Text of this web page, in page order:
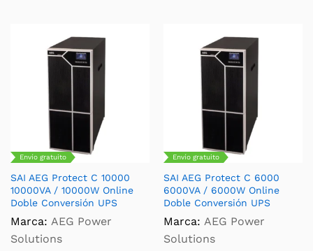
Envío gratuito
SAI AEG Protect C 10000
10000VA / 10000W Online
Doble Conversión UPS
Marca: AEG Power
Solutions
Envío gratuito
SAI AEG Protect C 6000
6000VA / 6000W Online
Doble Conversión UPS
Marca: AEG Power
Solutions